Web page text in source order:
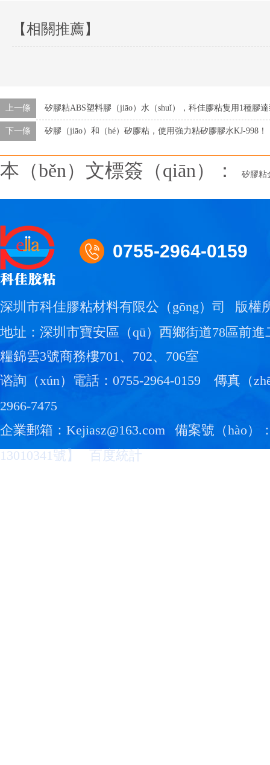
【相關推薦】
上一條 矽膠粘ABS塑料膠（jiāo）水（shuǐ），科佳膠粘隻用1種膠
下一條 矽膠（jiāo）和（hé）矽膠粘，使用強力粘矽膠膠水KJ-998！
本（běn）文標簽（qiān）： 矽膠粘
0755-2964-0159
深圳市科佳膠粘材料有限公（gōng）司
版權
地址：深圳市寶安區（qū）西鄉街道78區前進
糧錦雲3號商務樓701、702、706室
谘詢（xún）電話：0755-2964-0159
傳真（
2966-7475
企業郵箱：Kejiasz@163.com
備案號（hào）
13010341號 】 百度統計